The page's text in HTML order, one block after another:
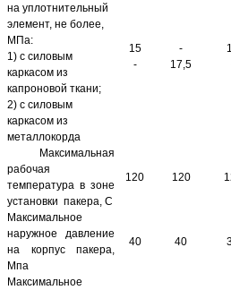
на уплотнительный
элемент, не более,
МПа:
1) с силовым
каркасом из
капроновой ткани;
2) с силовым
каркасом из
металлокорда
15
-
-
17,5
Максимальная
рабочая
температура в зоне
установки пакера, С
120 120
Максимальное
наружное давление
на корпус пакера,
Мпа
40 40
Максимальное